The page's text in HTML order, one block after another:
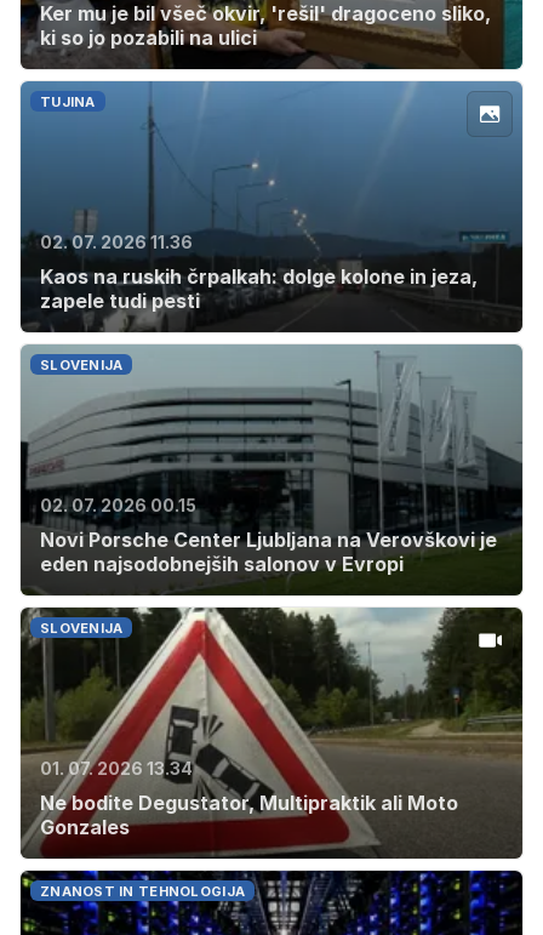
Ker mu je bil všeč okvir, 'rešil' dragoceno sliko,
ki so jo pozabili na ulici
TUJINA
02. 07. 2026 11.36
Kaos na ruskih črpalkah: dolge kolone in jeza,
zapele tudi pesti
SLOVENIJA
02. 07. 2026 00.15
Novi Porsche Center Ljubljana na Verovškovi je
eden najsodobnejših salonov v Evropi
SLOVENIJA
01. 07. 2026 13.34
Ne bodite Degustator, Multipraktik ali Moto
Gonzales
ZNANOST IN TEHNOLOGIJA